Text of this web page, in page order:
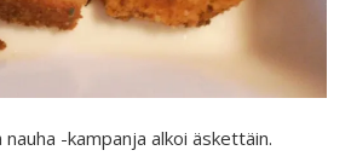
-kampanja alkoi äskettäin.